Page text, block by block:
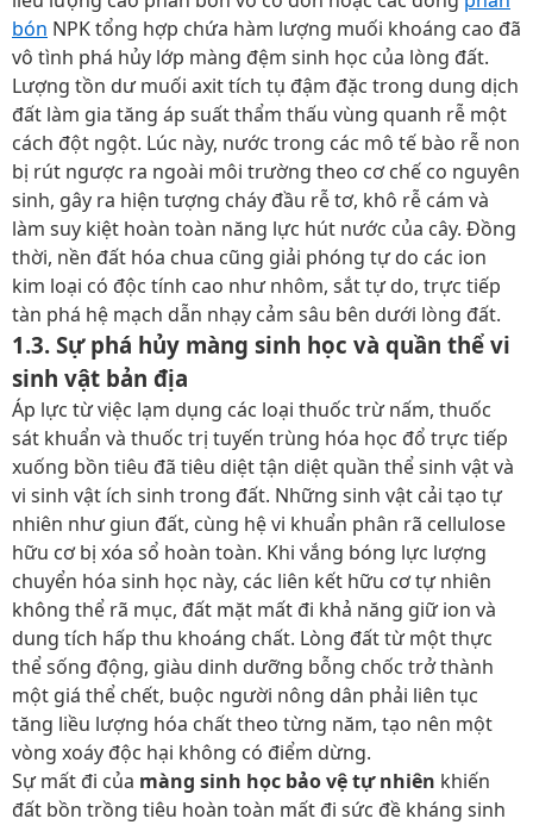
bón NPK tổng hợp chứa hàm lượng muối khoáng cao đã
vô tình phá hủy lớp màng đệm sinh học của lòng đất.
Lượng tồn dư muối axit tích tụ đậm đặc trong dung dịch
đất làm gia tăng áp suất thẩm thấu vùng quanh rễ một
cách đột ngột. Lúc này, nước trong các mô tế bào rễ non
bị rút ngược ra ngoài môi trường theo cơ chế co nguyên
sinh, gây ra hiện tượng cháy đầu rễ tơ, khô rễ cám và
làm suy kiệt hoàn toàn năng lực hút nước của cây. Đồng
thời, nền đất hóa chua cũng giải phóng tự do các ion
kim loại có độc tính cao như nhôm, sắt tự do, trực tiếp
tàn phá hệ mạch dẫn nhạy cảm sâu bên dưới lòng đất.
1.3. Sự phá hủy màng sinh học và quần thể vi
sinh vật bản địa
Áp lực từ việc lạm dụng các loại thuốc trừ nấm, thuốc
sát khuẩn và thuốc trị tuyến trùng hóa học đổ trực tiếp
xuống bồn tiêu đã tiêu diệt tận diệt quần thể sinh vật và
vi sinh vật ích sinh trong đất. Những sinh vật cải tạo tự
nhiên như giun đất, cùng hệ vi khuẩn phân rã cellulose
hữu cơ bị xóa sổ hoàn toàn. Khi vắng bóng lực lượng
chuyển hóa sinh học này, các liên kết hữu cơ tự nhiên
không thể rã mục, đất mặt mất đi khả năng giữ ion và
dung tích hấp thu khoáng chất. Lòng đất từ một thực
thể sống động, giàu dinh dưỡng bỗng chốc trở thành
một giá thể chết, buộc người nông dân phải liên tục
tăng liều lượng hóa chất theo từng năm, tạo nên một
vòng xoáy độc hại không có điểm dừng.
Sự mất đi của màng sinh học bảo vệ tự nhiên khiến
đất bồn trồng tiêu hoàn toàn mất đi sức đề kháng sinh